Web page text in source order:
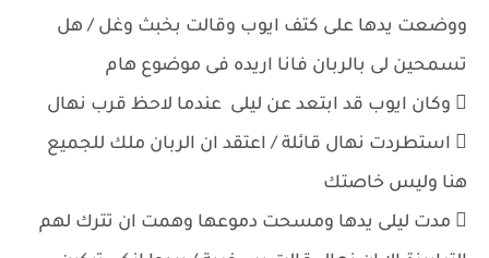
ووضعت يدها على كتف ايوب وقالت بخبث وغل / هل
تسمحين لى بالربان فانا اريده فى موضوع هام
 وكان ايوب قد ابتعد عن ليلى عندما لاحظ قرب نهال
 استطردت نهال قائلة / اعتقد ان الربان ملك للجميع
هنا وليس خاصتك
 مدت ليلى يدها ومسحت دموعها وهمت ان تترك لهم